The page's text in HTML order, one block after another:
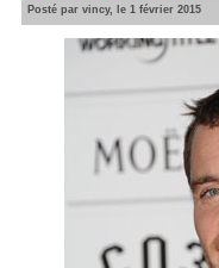
Posté par vincy, le 1 février 2015